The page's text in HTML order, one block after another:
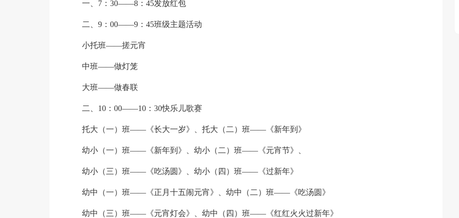
一、7：30——8：45发放红包
二、9：00——9：45班级主题活动
小托班——搓元宵
中班——做灯笼
大班——做春联
二、10：00——10：30快乐儿歌赛
托大（一）班——《长大一岁》、托大（二）班——《新年到》
幼小（一）班——《新年到》、幼小（二）班——《元宵节》、
幼小（三）班——《吃汤圆》、幼小（四）班——《过新年》
幼中（一）班——《正月十五闹元宵》、幼中（二）班——《吃汤圆》
幼中（三）班——《元宵灯会》、幼中（四）班——《红红火火过新年》